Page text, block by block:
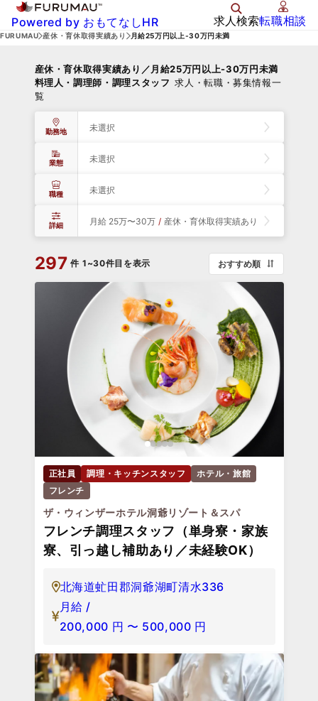
Powered by おもてなしHR 求人検索転職相談
FURUMAU 産休・育休取得実績あり 月給25万円以上-30万円未満
産休・育休取得実績あり／月給25万円以上-30万円未満
料理人・調理師・調理スタッフ 求人・転職・募集情報一
覧
勤務地 未選択
業態 未選択
職種 未選択
詳細 月給 25万〜30万 / 産休・育休取得実績あり
297 件 1~30件目を表示 おすすめ順
正社員 調理・キッチンスタッフ
ホテル・旅館
フレンチ
ザ・ウィンザーホテル洞爺リゾート＆スパ
フレンチ調理スタッフ（単身寮・家族
寮、引っ越し補助あり／未経験OK）
北海道虻田郡洞爺湖町清水336
月給 /
200,000 円 〜 500,000 円